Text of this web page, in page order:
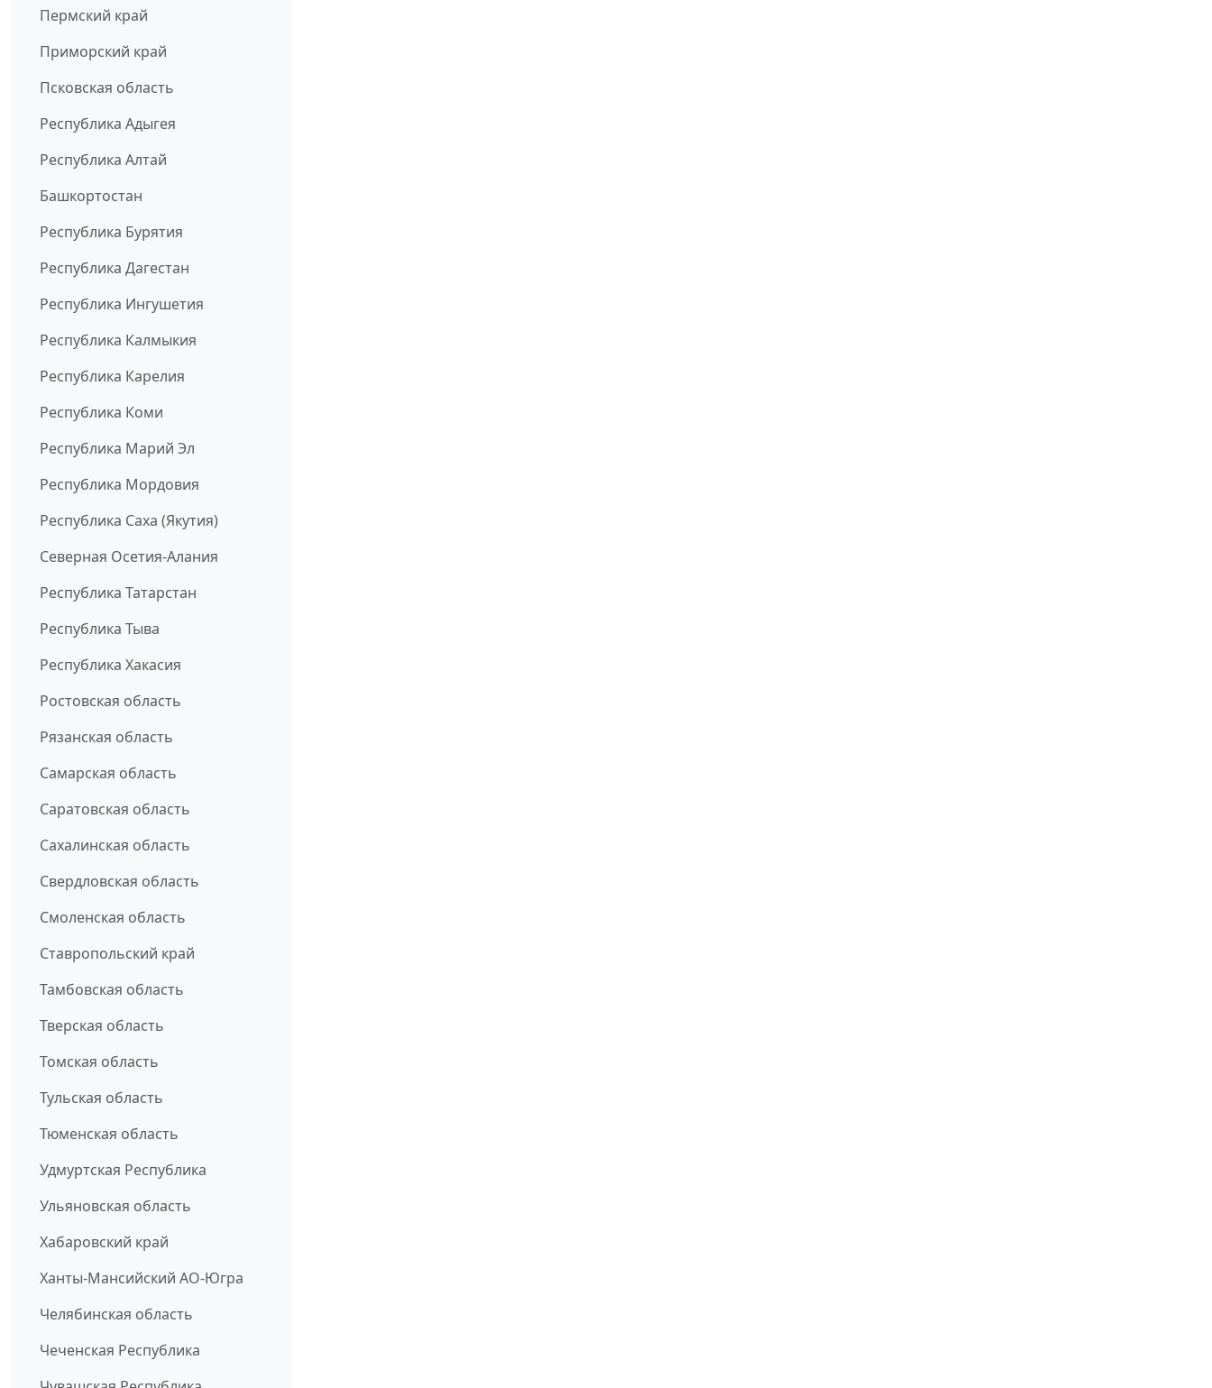
Пермский край
Приморский край
Псковская область
Республика Адыгея
Республика Алтай
Башкортостан
Республика Бурятия
Республика Дагестан
Республика Ингушетия
Республика Калмыкия
Республика Карелия
Республика Коми
Республика Марий Эл
Республика Мордовия
Республика Саха (Якутия)
Северная Осетия-Алания
Республика Татарстан
Республика Тыва
Республика Хакасия
Ростовская область
Рязанская область
Самарская область
Саратовская область
Сахалинская область
Свердловская область
Смоленская область
Ставропольский край
Тамбовская область
Тверская область
Томская область
Тульская область
Тюменская область
Удмуртская Республика
Ульяновская область
Хабаровский край
Ханты-Мансийский АО-Югра
Челябинская область
Чеченская Республика